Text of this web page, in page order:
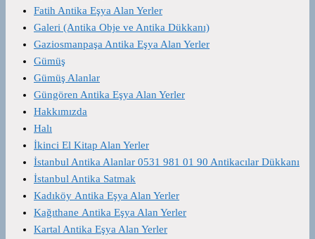
Fatih Antika Eşya Alan Yerler
Galeri (Antika Obje ve Antika Dükkanı)
Gaziosmanpaşa Antika Eşya Alan Yerler
Gümüş
Gümüş Alanlar
Güngören Antika Eşya Alan Yerler
Hakkımızda
Halı
İkinci El Kitap Alan Yerler
İstanbul Antika Alanlar 0531 981 01 90 Antikacılar Dükkanı
İstanbul Antika Satmak
Kadıköy Antika Eşya Alan Yerler
Kağıthane Antika Eşya Alan Yerler
Kartal Antika Eşya Alan Yerler